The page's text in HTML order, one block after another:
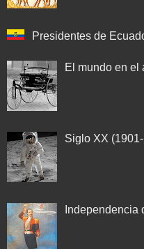
Presidentes de
El mundo en el
Siglo XX
Independencia